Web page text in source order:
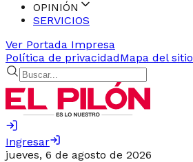
OPINIÓN
SERVICIOS
Ver Portada Impresa
Política de privacidadMapa del sitio
Ingresar
jueves, 6 de agosto de 2026